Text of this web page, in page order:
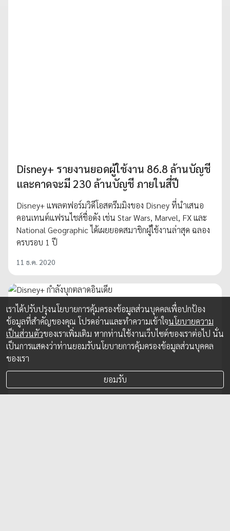
Disney+ รายงานยอดผู้ใช้งาน 86.8 ล้านบัญชี
และคาดจะมี 230 ล้านบัญชี ภายในสี่ปี
Disney+ แพลตฟอร์มวิดีโอสตรีมมิงของ Disney ที่นำเสนอ
คอนเทนต์แฟรนไชส์ชื่อดัง เช่น Star Wars, Marvel, FX และ
National Geographic ได้เผยยอดสมาชิกผู้ใช้งานล่าสุด ฉลอง
ครบรอบ 1 ปี
11 ธ.ค. 2020
เราได้ปรับปรุงนโยบายการคุ้มครองข้อมูลส่วนบุคคลเพื่อปกป้อง
ข้อมูลที่สำคัญของคุณ โปรดอ่านและทำความเข้าใจนโยบายความ
เป็นส่วนตัวของเราเพิ่มเติม หากท่านใช้งานเว็บไซต์ของเราต่อไป นั่น
เป็นการแสดงว่าท่านยอมรับนโยบายการคุ้มครองข้อมูลส่วนบุคคล
ของเรา
ยอมรับ